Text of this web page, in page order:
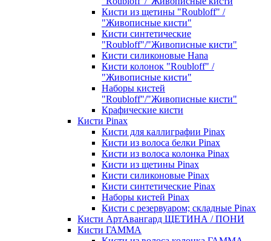
Кисти из щетины "Roubloff" /
"Живописные кисти"
Кисти синтетические
"Roubloff"/"Живописные кисти"
Кисти силиконовые Hana
Кисти колонок "Roubloff" /
"Живописные кисти"
Наборы кистей
"Roubloff"/"Живописные кисти"
Крафические кисти
Кисти Pinax
Кисти для каллиграфии Pinax
Кисти из волоса белки Pinax
Кисти из волоса колонка Pinax
Кисти из щетины Pinax
Кисти силиконовые Pinax
Кисти синтетические Pinax
Наборы кистей Pinax
Кисти с резервуаром; складные Pinax
Кисти АртАвангард ЩЕТИНА / ПОНИ
Кисти ГАММА